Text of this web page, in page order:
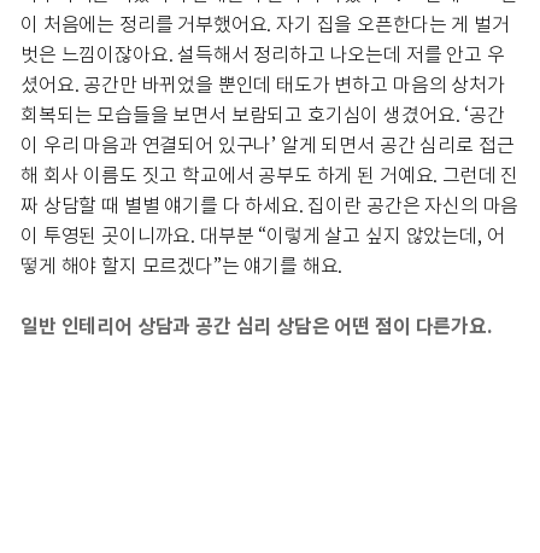
이 처음에는 정리를 거부했어요. 자기 집을 오픈한다는 게 벌거
벗은 느낌이잖아요. 설득해서 정리하고 나오는데 저를 안고 우
셨어요. 공간만 바뀌었을 뿐인데 태도가 변하고 마음의 상처가
회복되는 모습들을 보면서 보람되고 호기심이 생겼어요. ‘공간
이 우리 마음과 연결되어 있구나’ 알게 되면서 공간 심리로 접근
해 회사 이름도 짓고 학교에서 공부도 하게 된 거예요. 그런데 진
짜 상담할 때 별별 얘기를 다 하세요. 집이란 공간은 자신의 마음
이 투영된 곳이니까요. 대부분 “이렇게 살고 싶지 않았는데, 어
떻게 해야 할지 모르겠다”는 얘기를 해요.
일반 인테리어 상담과 공간 심리 상담은 어떤 점이 다른가요.